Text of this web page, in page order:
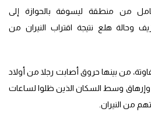
من منطقة ليسوفة بالحوازة إلى
وحالة هلع نتيجة اقتراب النيران من
من بينها حروق أصابت رجلا من أولاد
وإرهاق وسط السكان الذين ظلوا لساعات
من النيران.